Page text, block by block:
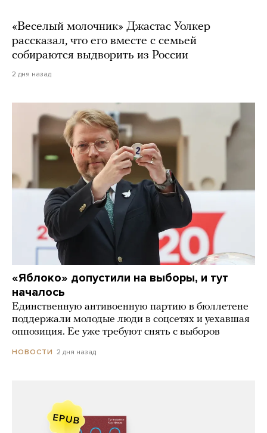
«Веселый молочник» Джастас Уолкер
рассказал, что его вместе с семьей
собираются выдворить из России
2 дня назад
«Яблоко» допустили на выборы, и тут
началось
Единственную антивоенную партию в бюллетене
поддержали молодые люди в соцсетях и уехавшая
оппозиция. Ее уже требуют снять с выборов
НОВОСТИ 2 дня назад